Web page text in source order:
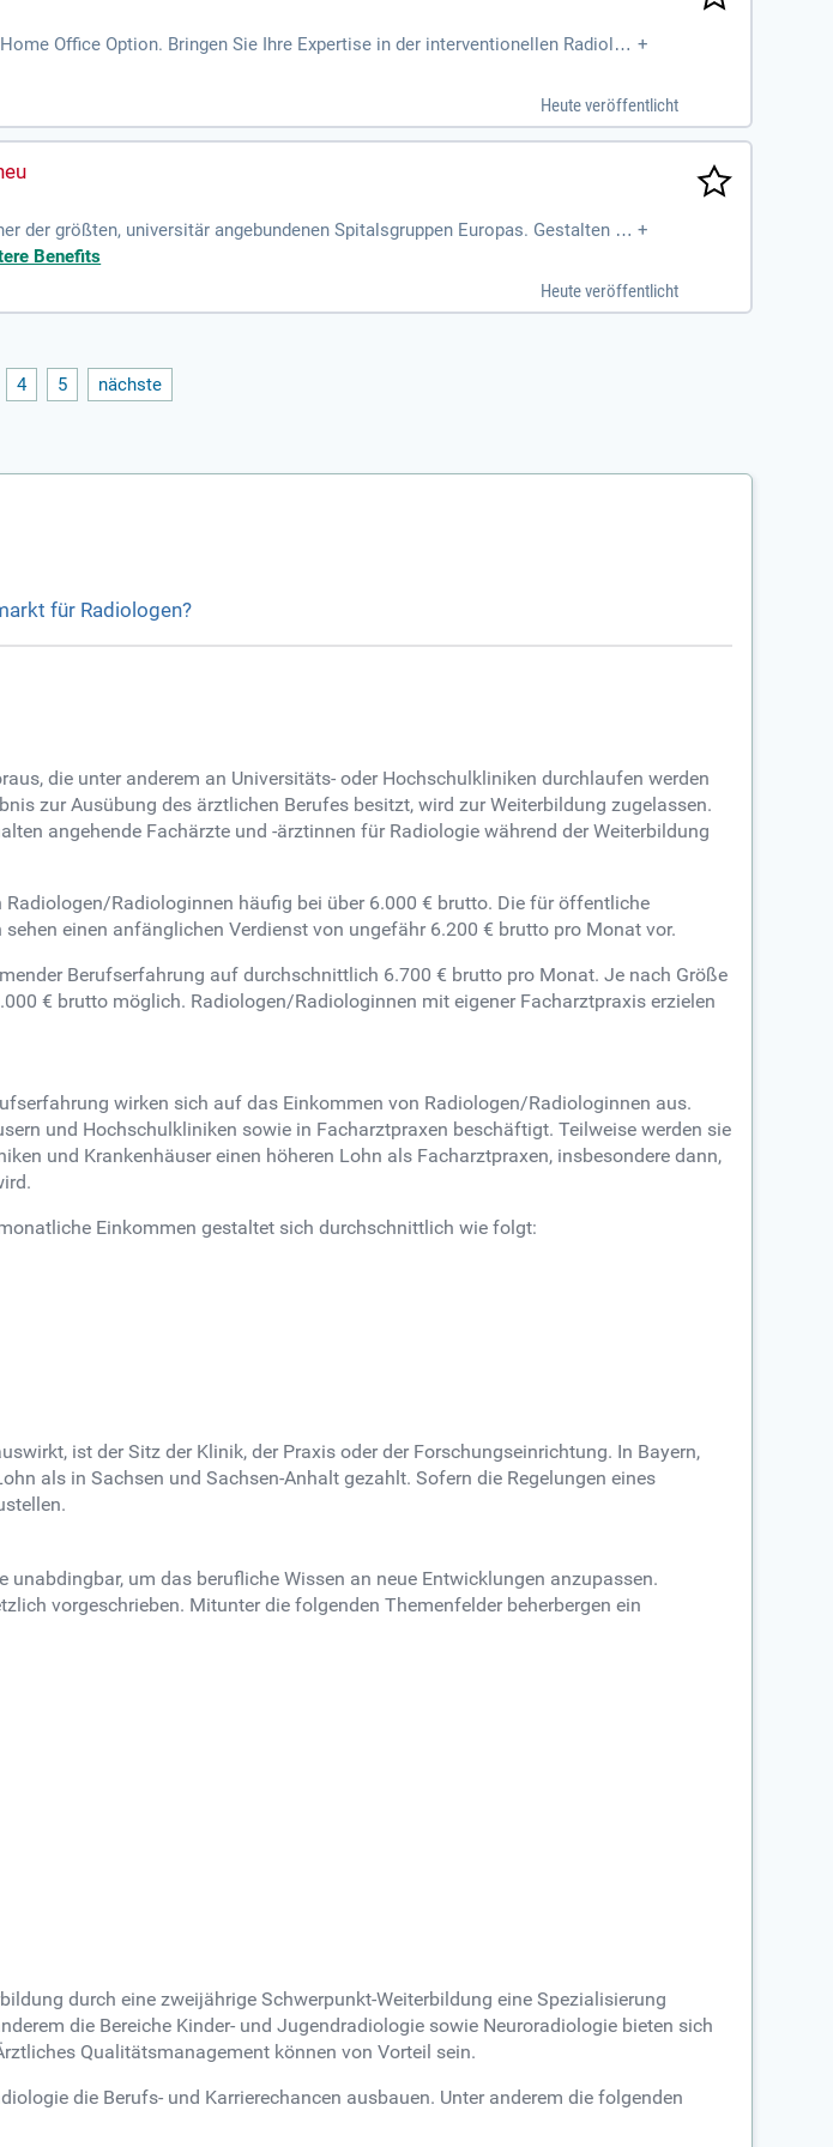
Office Option. Bringen Sie Ihre Expertise in der interventionellen Radiolog
mit!
+
Heute veröffentlicht
der größten, universitär angebundenen Spitalsgruppen Europas. Gestalten Si
der Mensch im Mittelpunkt.
+
Benefits
Heute veröffentlicht
4 5 nächste
für Radiologen?
die unter anderem an Universitäts- oder Hochschulkliniken durchlaufen werden
zur Ausübung des ärztlichen Berufes besitzt, wird zur Weiterbildung zugelassen.
angehende Fachärzte und -ärztinnen für Radiologie während der Weiterbildung
Radiologinnen häufig bei über 6.000 € brutto. Die für öffentliche
einen anfänglichen Verdienst von ungefähr 6.200 € brutto pro Monat vor.
Berufserfahrung auf durchschnittlich 6.700 € brutto pro Monat. Je nach Größe
€ brutto möglich. Radiologen/Radiologinnen mit eigener Facharztpraxis erzielen
wirken sich auf das Einkommen von Radiologen/Radiologinnen aus.
und Hochschulkliniken sowie in Facharztpraxen beschäftigt. Teilweise werden sie
und Krankenhäuser einen höheren Lohn als Facharztpraxen, insbesondere dann,
Einkommen gestaltet sich durchschnittlich wie folgt:
ist der Sitz der Klinik, der Praxis oder der Forschungseinrichtung. In Bayern,
als in Sachsen und Sachsen-Anhalt gezahlt. Sofern die Regelungen eines
um das berufliche Wissen an neue Entwicklungen anzupassen.
vorgeschrieben. Mitunter die folgenden Themenfelder beherbergen ein
durch eine zweijährige Schwerpunkt-Weiterbildung eine Spezialisierung
die Bereiche Kinder- und Jugendradiologie sowie Neuroradiologie bieten sich
Qualitätsmanagement können von Vorteil sein.
die Berufs- und Karrierechancen ausbauen. Unter anderem die folgenden